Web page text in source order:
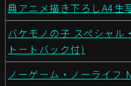
典アニメ描き下ろしA4生
バケモノの子 スペシャル
トートバック付)
ノーゲーム・ノーライフ